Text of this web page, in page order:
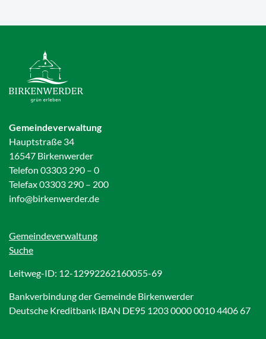
Gemeindeverwaltung
Hauptstraße 34
16547 Birkenwerder
Telefon 03303 290 – 0
Telefax 03303 290 – 200
info@birkenwerder.de
Gemeindeverwaltung
Suche
Leitweg-ID: 12-12992262160055-69
Bankverbindung der Gemeinde Birkenwerder
Deutsche Kreditbank IBAN DE95 1203 0000 0010 4406 67